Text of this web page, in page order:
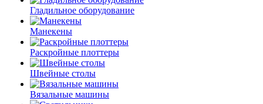
Гладильное оборудование
Манекены
Раскройные плоттеры
Швейные столы
Вязальные машины